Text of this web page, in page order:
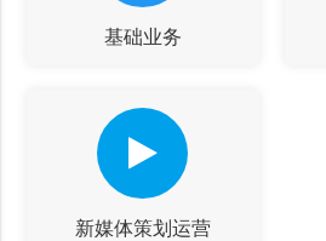
基础业务
新媒体策划运营